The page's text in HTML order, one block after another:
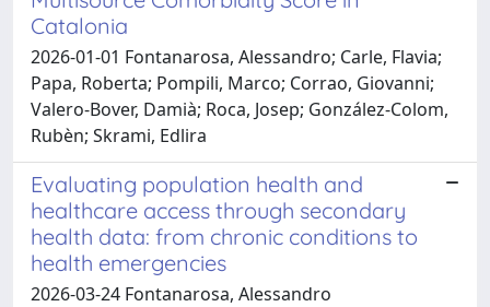
Catalonia
2026-01-01 Fontanarosa, Alessandro; Carle, Flavia;
Papa, Roberta; Pompili, Marco; Corrao, Giovanni;
Valero-Bover, Damià; Roca, Josep; González-Colom,
Rubèn; Skrami, Edlira
Evaluating population health and
healthcare access through secondary
health data: from chronic conditions to
health emergencies
2026-03-24 Fontanarosa, Alessandro